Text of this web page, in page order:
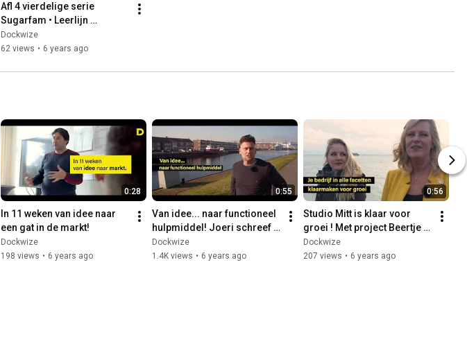
Afl 4 vierdelige serie
Sugarfam • Leerlijn
ondernemerschap HZ &
Dockwize
Dockwize
62 views • 6 years ago
0:28
In 11 weken van idee naar
een gat in de markt!
Dockwize
198 views • 6 years ago
0:55
Van idee... naar functioneel
hulpmiddel! Joeri schreef
een concreet en
onderbouwd
Dockwize
1.4K views • 6 years ago
0:56
Studio Mitt is klaar voor
groei ! Met project Beertje
Oso deden zij mee aan het
Acceleratorprogramma
Dockwize
207 views • 6 years ago